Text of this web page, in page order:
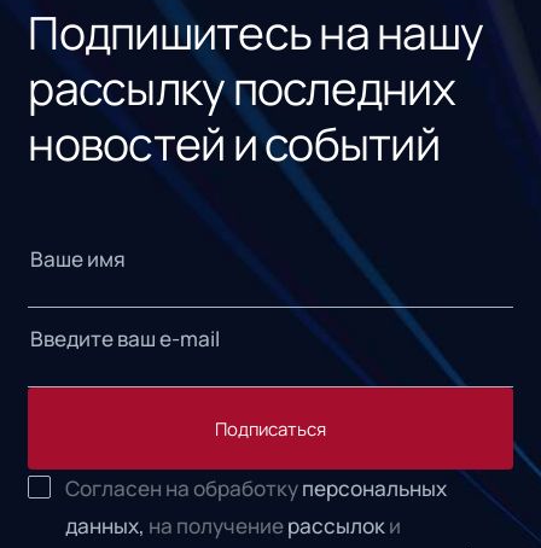
Подпишитесь на нашу
рассылку последних
новостей и событий
Подписаться
Согласен на обработкуперсональных
данных, на получениерассылоки